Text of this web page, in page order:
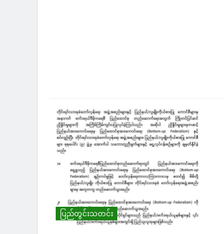
ပြည်တွင်းသတင်း